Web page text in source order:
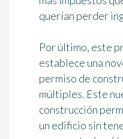
querían perder
Por último, este
establece una
permiso de
múltiples. Este
construcción
un edificio sin